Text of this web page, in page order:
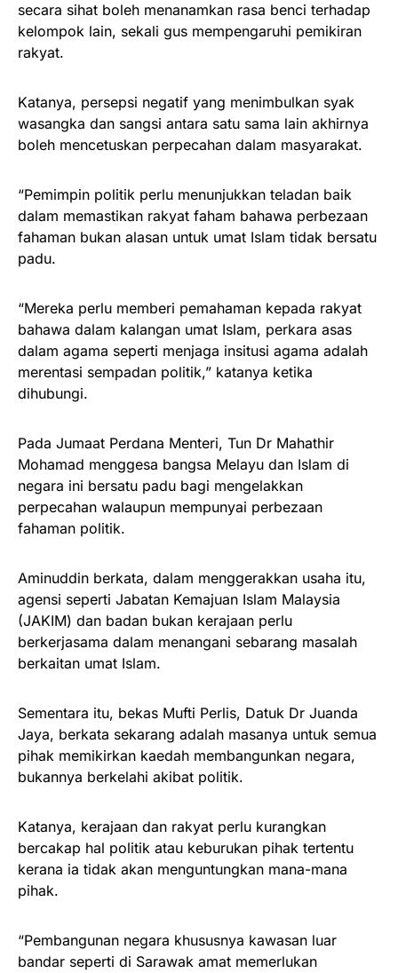
secara sihat boleh menanamkan rasa benci terhadap
kelompok lain, sekali gus mempengaruhi pemikiran
rakyat.
Katanya, persepsi negatif yang menimbulkan syak
wasangka dan sangsi antara satu sama lain akhirnya
boleh mencetuskan perpecahan dalam masyarakat.
“Pemimpin politik perlu menunjukkan teladan baik
dalam memastikan rakyat faham bahawa perbezaan
fahaman bukan alasan untuk umat Islam tidak bersatu
padu.
“Mereka perlu memberi pemahaman kepada rakyat
bahawa dalam kalangan umat Islam, perkara asas
dalam agama seperti menjaga insitusi agama adalah
merentasi sempadan politik,” katanya ketika
dihubungi.
Pada Jumaat Perdana Menteri, Tun Dr Mahathir
Mohamad menggesa bangsa Melayu dan Islam di
negara ini bersatu padu bagi mengelakkan
perpecahan walaupun mempunyai perbezaan
fahaman politik.
Aminuddin berkata, dalam menggerakkan usaha itu,
agensi seperti Jabatan Kemajuan Islam Malaysia
(JAKIM) dan badan bukan kerajaan perlu
berkerjasama dalam menangani sebarang masalah
berkaitan umat Islam.
Sementara itu, bekas Mufti Perlis, Datuk Dr Juanda
Jaya, berkata sekarang adalah masanya untuk semua
pihak memikirkan kaedah membangunkan negara,
bukannya berkelahi akibat politik.
Katanya, kerajaan dan rakyat perlu kurangkan
bercakap hal politik atau keburukan pihak tertentu
kerana ia tidak akan menguntungkan mana-mana
pihak.
“Pembangunan negara khususnya kawasan luar
bandar seperti di Sarawak amat memerlukan